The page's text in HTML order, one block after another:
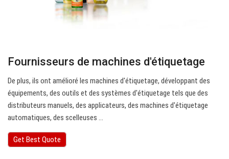
Fournisseurs de machines d'étiquetage
De plus, ils ont amélioré les machines d'étiquetage, développant des
équipements, des outils et des systèmes d'étiquetage tels que des
distributeurs manuels, des applicateurs, des machines d'étiquetage
automatiques, des scelleuses ...
Get Best Quote